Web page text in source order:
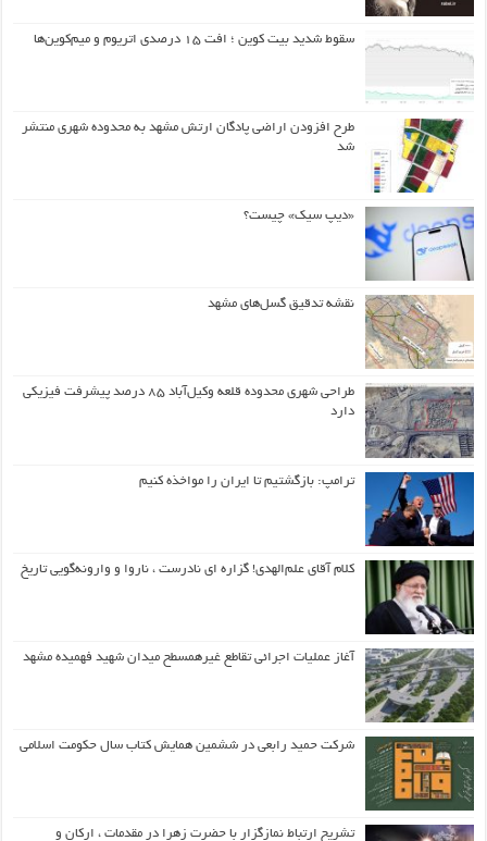
سقوط شدید بیت کوین ؛ افت ۱۵ درصدی اتریوم و میم‌کوین‌ها
طرح افزودن اراضی پادگان ارتش مشهد به محدوده شهری منتشر
شد
«دیپ سیک» چیست؟
نقشه تدقیق گسل‌های مشهد
طراحی شهری محدوده قلعه وکیل‌آباد ۸۵ درصد پیشرفت فیزیکی
دارد
ترامپ: بازگشتیم تا ایران را مواخذه کنیم
کلام آقای علم‌الهدی! گزاره ای نادرست ، ناروا و وارونه‌گویی تاریخ
آغاز عملیات اجرائی تقاطع غیرهمسطح میدان شهید فهمیده مشهد
شرکت حمید رابعی در ششمین همایش کتاب سال حکومت اسلامی
تشریح ارتباط نمازگزار با حضرت زهرا در مقدمات ، ارکان و